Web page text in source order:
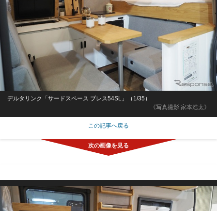
《写真撮影 家本浩太》
デルタリンク「サードスペース ブレス54SL」（1/35）
この記事へ戻る